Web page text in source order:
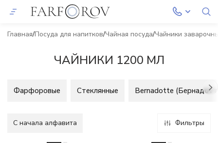
Главная Посуда для напитков Чайная посуда Чайники
ЧАЙНИКИ 1200 МЛ
Фарфоровые Стеклянные Bernadotte
C начала алфавита Фильтры